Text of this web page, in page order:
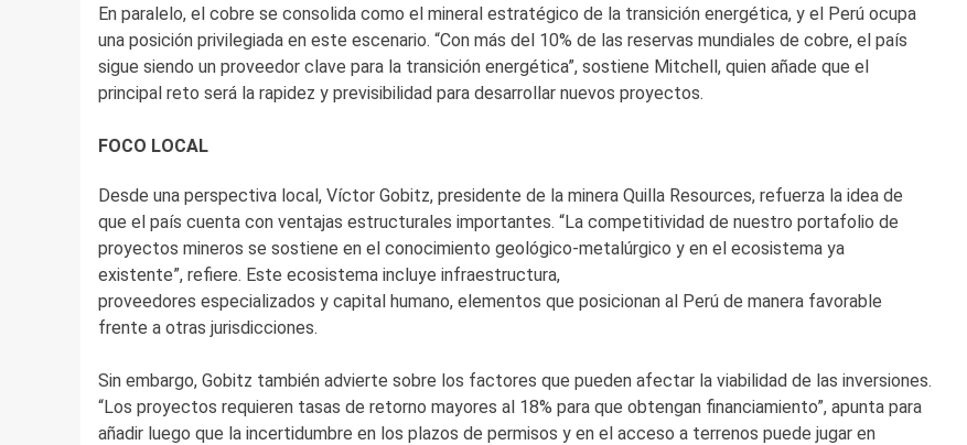
En paralelo, el cobre se consolida como el mineral estratégico de la transición energética, y el Perú ocupa
una posición privilegiada en este escenario. “Con más del 10% de las reservas mundiales de cobre, el país
sigue siendo un proveedor clave para la transición energética”, sostiene Mitchell, quien añade que el
principal reto será la rapidez y previsibilidad para desarrollar nuevos proyectos.
FOCO LOCAL
Desde una perspectiva local, Víctor Gobitz, presidente de la minera Quilla Resources, refuerza la idea de
que el país cuenta con ventajas estructurales importantes. “La competitividad de nuestro portafolio de
proyectos mineros se sostiene en el conocimiento geológico-metalúrgico y en el ecosistema ya
existente”, refiere. Este ecosistema incluye infraestructura,
proveedores especializados y capital humano, elementos que posicionan al Perú de manera favorable
frente a otras jurisdicciones.
Sin embargo, Gobitz también advierte sobre los factores que pueden afectar la viabilidad de las inversiones.
“Los proyectos requieren tasas de retorno mayores al 18% para que obtengan financiamiento”, apunta para
añadir luego que la incertidumbre en los plazos de permisos y en el acceso a terrenos puede jugar en